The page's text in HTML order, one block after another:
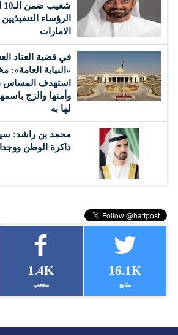
الرؤساء
الامارات
في قضية العتاد
«النيابة
استهدف المساس
وأمنها والزج
لها به
محمد بن راشد:
ذاكرة الوطن
1.4K
معجب
16.1K
متابع